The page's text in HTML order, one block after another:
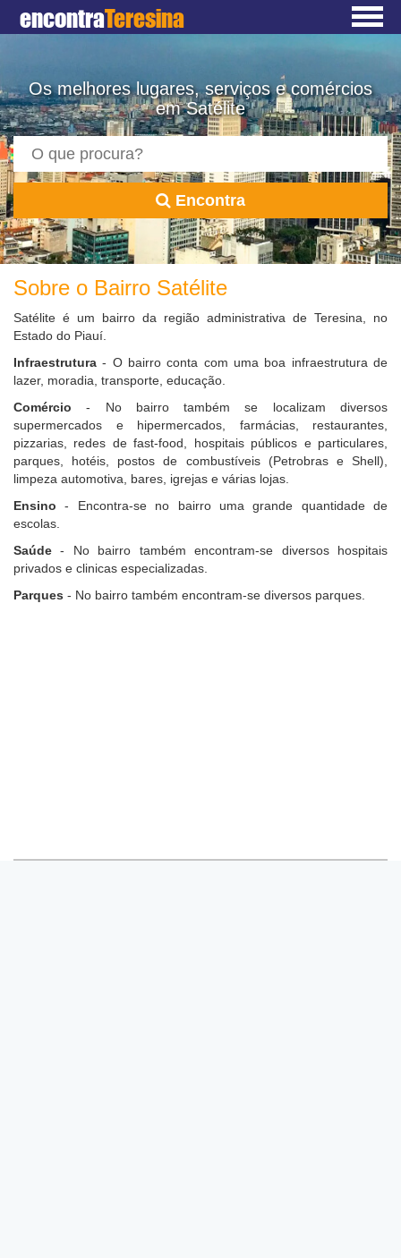
encontraTeresina
Os melhores lugares, serviços e comércios
em Satélite
Encontra
Sobre o Bairro Satélite
Satélite é um bairro da região administrativa de Teresina, no
Estado do Piauí.
Infraestrutura - O bairro conta com uma boa infraestrutura de
lazer, moradia, transporte, educação.
Comércio - No bairro também se localizam diversos
supermercados e hipermercados, farmácias, restaurantes,
pizzarias, redes de fast-food, hospitais públicos e particulares,
parques, hotéis, postos de combustíveis (Petrobras e Shell),
limpeza automotiva, bares, igrejas e várias lojas.
Ensino - Encontra-se no bairro uma grande quantidade de
escolas.
Saúde - No bairro também encontram-se diversos hospitais
privados e clinicas especializadas.
Parques - No bairro também encontram-se diversos parques.